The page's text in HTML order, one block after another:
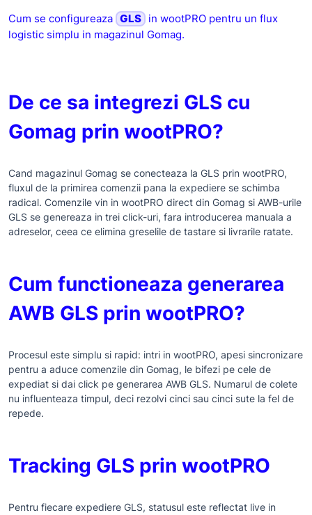
Cum se configureaza GLS
in wootPRO pentru un flux
logistic simplu in magazinul Gomag.
De ce sa integrezi GLS cu
Gomag prin wootPRO?
Cand magazinul Gomag se conecteaza la GLS prin wootPRO,
fluxul de la primirea comenzii pana la expediere se schimba
radical. Comenzile vin in wootPRO direct din Gomag si AWB-urile
GLS se genereaza in trei click-uri, fara introducerea manuala a
adreselor, ceea ce elimina greselile de tastare si livrarile ratate.
Cum functioneaza generarea
AWB GLS prin wootPRO?
Procesul este simplu si rapid: intri in wootPRO, apesi sincronizare
pentru a aduce comenzile din Gomag, le bifezi pe cele de
expediat si dai click pe generarea AWB GLS. Numarul de colete
nu influenteaza timpul, deci rezolvi cinci sau cinci sute la fel de
repede.
Tracking GLS prin wootPRO
Pentru fiecare expediere GLS, statusul este reflectat live in